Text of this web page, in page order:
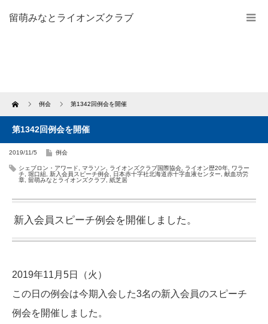
留萌みなとライオンズクラブ
Home 例会 第1342回例会を開催
第1342回例会を開催
2019/11/5 例会
シェブロン・アワード マラソン ライオンズクラブ国際協会 ライオン歴20年
ワラー
チ 堀口組 新入会員スピーチ例会 日本赤十字社北海道赤十字血液センター
献血功労
章 留萌みなとライオンズクラブ 紙芝居
新入会員スピーチ例会を開催しました。
2019年11月5日（火）
この日の例会は今期入会した3名の新入会員のスピーチ
例会を開催しました。